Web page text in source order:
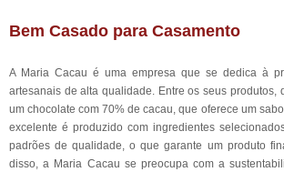
Bem Casado para Casamento
A Maria Cacau é uma empresa que se dedica à
artesanais de alta qualidade. Entre os seus produtos,
um chocolate com 70% de cacau, que oferece um
excelente é produzido com ingredientes
padrões de qualidade, o que garante um produto
disso, a Maria Cacau se preocupa com a